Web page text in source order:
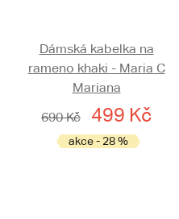
Dámská kabelka na
rameno khaki - Maria C
Mariana
690 Kč
499 Kč
akce - 28 %